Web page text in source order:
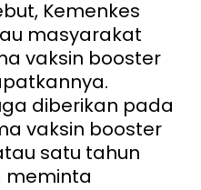
Kemenkes
masyarakat
vaksin booster
diberikan pada
vaksin booster
satu tahun
meminta